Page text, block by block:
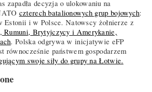
zapadła decyzja o ulokowaniu na
czterech batalionowych grup bojowych:
i w Polsce. Natowscy żołnierze z
Rumuni, Brytyjczycy i Amerykanie,
. Polska odgrywa w inicjatywie eFP
równocześnie państwem gospodarzem
swoje siły do grupy na Łotwie.